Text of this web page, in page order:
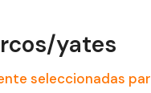
yates
seleccionadas